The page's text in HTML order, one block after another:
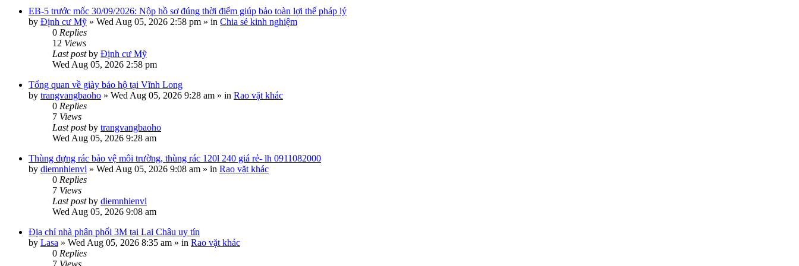
EB-5 trước mốc 30/09/2026: Nộp hồ sơ đúng thời điểm giúp bảo toàn lợi thế pháp lý
by Định cư Mỹ » Wed Aug 05, 2026 2:58 pm » in Chia sẻ kinh nghiệm
0 Replies
12 Views
Last postby Định cư Mỹ
Wed Aug 05, 2026 2:58 pm
Tổng quan về giày bảo hộ tại Vĩnh Long
by trangvangbaoho » Wed Aug 05, 2026 9:28 am » in Rao vặt khác
0 Replies
7 Views
Last postby trangvangbaoho
Wed Aug 05, 2026 9:28 am
Thùng đựng rác bảo vệ môi trường, thùng rác 120l 240 giá rẻ- lh 0911082000
by diemnhienvl » Wed Aug 05, 2026 9:08 am » in Rao vặt khác
0 Replies
7 Views
Last postby diemnhienvl
Wed Aug 05, 2026 9:08 am
Địa chỉ nhà phân phối 3M tại Lai Châu uy tín
by Lasa » Wed Aug 05, 2026 8:35 am » in Rao vặt khác
0 Replies
7 Views